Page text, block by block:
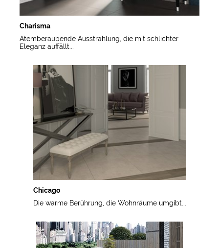
Charisma
Atemberaubende Ausstrahlung, die mit schlichter
Eleganz auffällt...
Chicago
Die warme Berührung, die Wohnräume umgibt...